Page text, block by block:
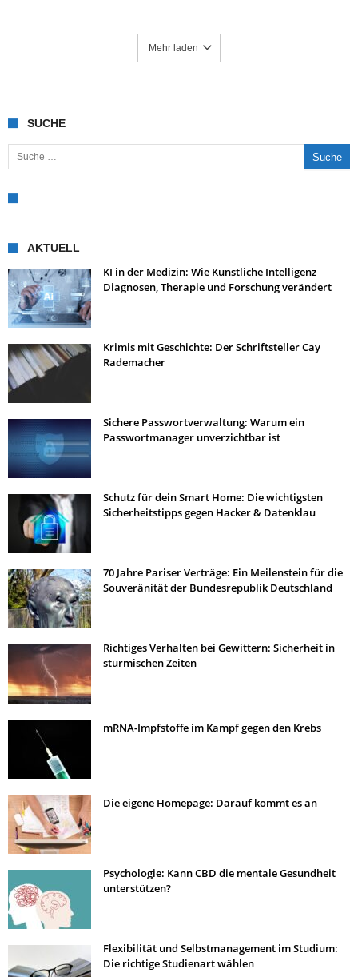
Mehr laden
SUCHE
Suche nach:
AKTUELL
KI in der Medizin: Wie Künstliche Intelligenz
Diagnosen, Therapie und Forschung verändert
Krimis mit Geschichte: Der Schriftsteller Cay
Rademacher
Sichere Passwortverwaltung: Warum ein
Passwortmanager unverzichtbar ist
Schutz für dein Smart Home: Die wichtigsten
Sicherheitstipps gegen Hacker & Datenklau
70 Jahre Pariser Verträge: Ein Meilenstein für die
Souveränität der Bundesrepublik Deutschland
Richtiges Verhalten bei Gewittern: Sicherheit in
stürmischen Zeiten
mRNA-Impfstoffe im Kampf gegen den Krebs
Die eigene Homepage: Darauf kommt es an
Psychologie: Kann CBD die mentale Gesundheit
unterstützen?
Flexibilität und Selbstmanagement im Studium:
Die richtige Studienart wählen